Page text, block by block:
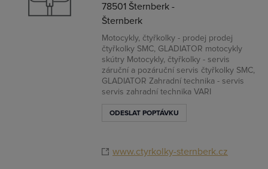
78501 Šternberk -
Šternberk
Motocykly, čtyřkolky - prodej prodej
čtyřkolky SMC, GLADIATOR motocykly
skútry Motocykly, čtyřkolky - servis
záruční a pozáruční servis čtyřkolky SMC,
GLADIATOR Zahradní technika - servis
servis zahradní technika VARI
ODESLAT POPTÁVKU
www.ctyrkolky-sternberk.cz